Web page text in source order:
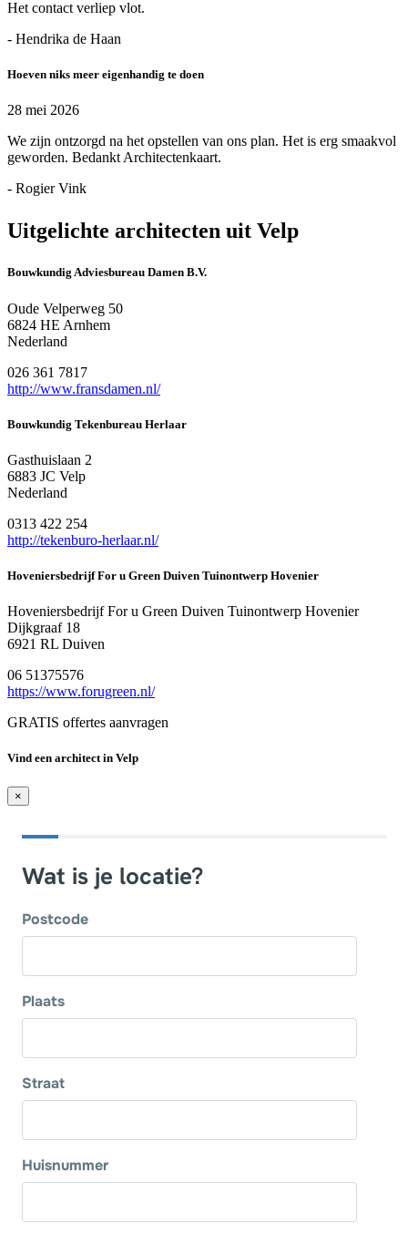
Het contact verliep vlot.
- Hendrika de Haan
Hoeven niks meer eigenhandig te doen
28 mei 2026
We zijn ontzorgd na het opstellen van ons plan. Het is erg smaakvol
geworden. Bedankt Architectenkaart.
- Rogier Vink
Uitgelichte architecten uit Velp
Bouwkundig Adviesbureau Damen B.V.
Oude Velperweg 50
6824 HE Arnhem
Nederland
026 361 7817
http://www.fransdamen.nl/
Bouwkundig Tekenbureau Herlaar
Gasthuislaan 2
6883 JC Velp
Nederland
0313 422 254
http://tekenburo-herlaar.nl/
Hoveniersbedrijf For u Green Duiven Tuinontwerp Hovenier
Hoveniersbedrijf For u Green Duiven Tuinontwerp Hovenier
Dijkgraaf 18
6921 RL Duiven
06 51375576
https://www.forugreen.nl/
GRATIS offertes aanvragen
Vind een architect in Velp
×